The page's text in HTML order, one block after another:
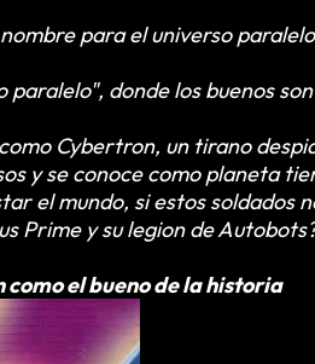
para el universo
paralelo", donde los buenos
Cybertron, un tirano
y se conoce como planeta
el mundo, si estos soldados
Prime y su legion de
el bueno de la historia